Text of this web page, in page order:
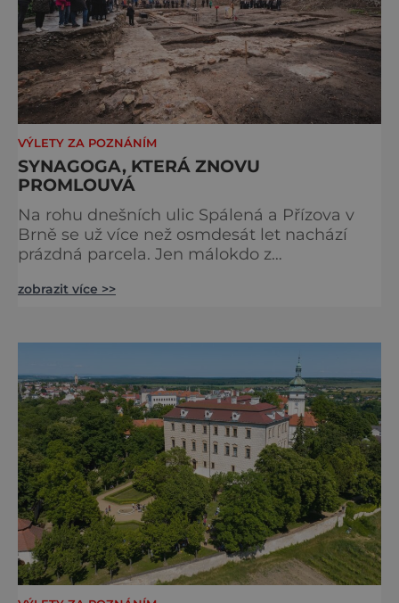
VÝLETY ZA POZNÁNÍM
SYNAGOGA, KTERÁ ZNOVU
PROMLOUVÁ
Na rohu dnešních ulic Spálená a Přízova v
Brně se už více než osmdesát let nachází
prázdná parcela. Jen málokdo z
z největších synagog v českých zemích –
Velká synagoga byla slavnostně otevřena v
roce 1856, v době, kdy se město proměňovalo
v p
zobrazit více >>